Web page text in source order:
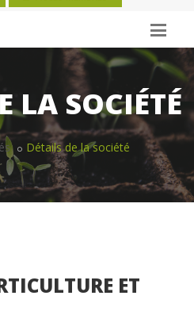
LA SOCIÉTÉ
Détails de la société
ET